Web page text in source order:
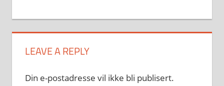
LEAVE A REPLY
Din e-postadresse vil ikke bli publisert.